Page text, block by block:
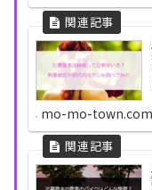
mo-mo-town.com